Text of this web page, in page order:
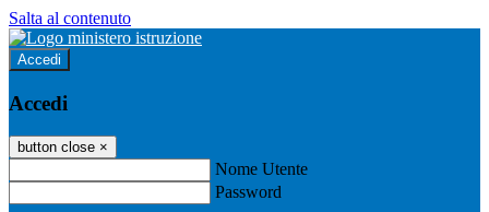
Salta al contenuto
Accedi
Accedi
button close ×
Nome Utente
Password